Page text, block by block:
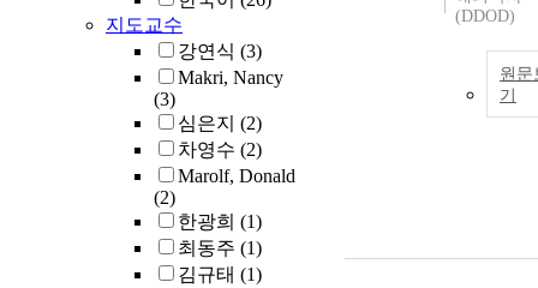
지도교수
강연식 (3)
Makri, Nancy
(3)
심은지 (2)
차영수 (2)
Marolf, Donald
(2)
한광희 (1)
최동주 (1)
김규태 (1)
(DDOD)
원문
기